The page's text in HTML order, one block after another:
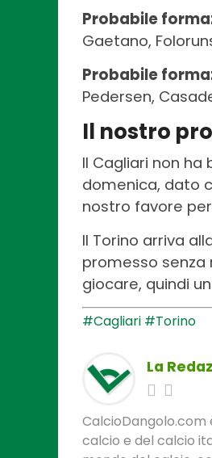
Probabile
Gaetano,
Probabile
Pedersen,
Il nostro
Il Cagliari non
domenica, dato
nostro favore
Il Torino arriva
promesso
giocare, quindi
#Cagliari #Torino
La
CalcioDangolo.com
calcio e del calcio